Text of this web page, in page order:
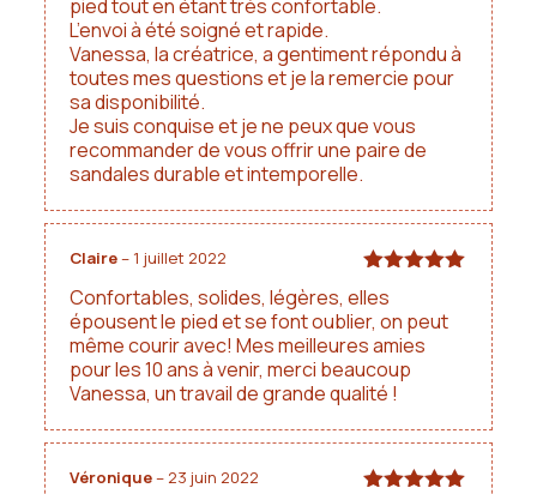
pied tout en étant très confortable.
L’envoi à été soigné et rapide.
Vanessa, la créatrice, a gentiment répondu à
toutes mes questions et je la remercie pour
sa disponibilité.
Je suis conquise et je ne peux que vous
recommander de vous offrir une paire de
sandales durable et intemporelle.
Note
5
Claire–1 juillet 2022
Confortables, solides, légères, elles
épousent le pied et se font oublier, on peut
même courir avec! Mes meilleures amies
pour les 10 ans à venir, merci beaucoup
Vanessa, un travail de grande qualité !
Véronique– 23 juin 2022